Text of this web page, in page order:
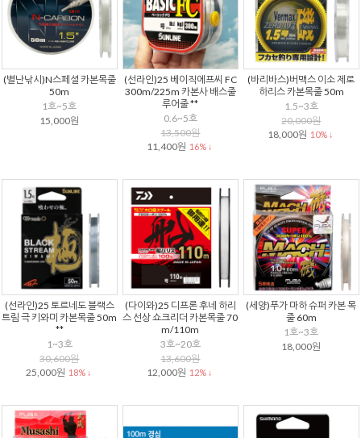
(별난낚시)N스페셜 카본목줄
50m
1호~5호
15,000원
(선라인)25 베이직에프씨 FC
300m/225m 카본사 배스줄
루어줄 **
0.6~5호
13,500원
11,400원 16% ↓
(바리바스)버맥스 이소 제로
하리스 카본목줄 50m
1.5~3호
20,000원
18,000원 10% ↓
(선라인)25 토르네도 블랙스
트림 극 키와미 카본목줄 50m
**
1~3호
30,600원
25,000원 18% ↓
(다이와)25 디프론 후네 하리
스 선상 쇼크리더 카본목줄 70
m/110m
3호~20호
13,600원
12,000원 12% ↓
(세양)푸가 마하 슈퍼 카본 목
줄 60m
1호~3호
18,000원